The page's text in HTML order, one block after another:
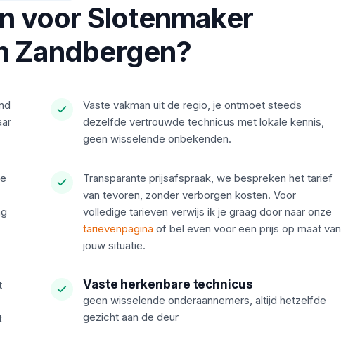
voor Slotenmaker
Zandbergen?
Vaste vakman uit de regio, je ontmoet steeds
dezelfde vertrouwde technicus met lokale kennis,
geen wisselende onbekenden.
Transparante prijsafspraak, we bespreken het tarief
van tevoren, zonder verborgen kosten. Voor
volledige tarieven verwijs ik je graag door naar onze
tarievenpagina of bel even voor een prijs op maat van
jouw situatie.
Vaste herkenbare technicus
geen wisselende onderaannemers, altijd hetzelfde
gezicht aan de deur